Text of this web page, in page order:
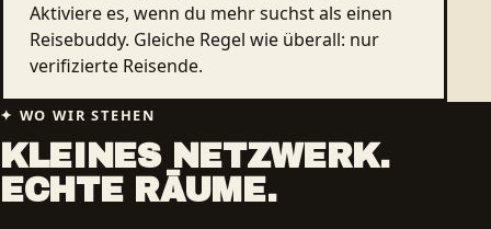
Aktiviere es, wenn du mehr suchst als einen
Reisebuddy. Gleiche Regel wie überall: nur
verifizierte Reisende.
WO WIR STEHEN
KLEINES NETZWERK.
ECHTE RÄUME.